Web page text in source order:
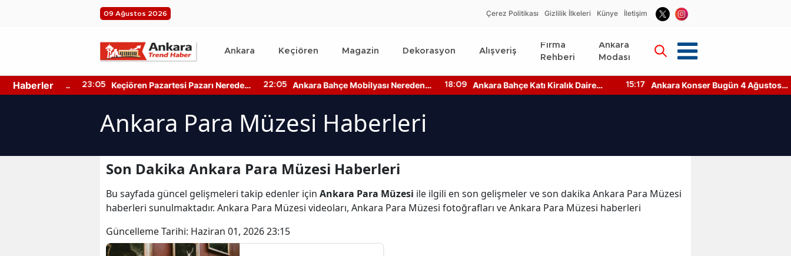
09 Ağustos 2026 Çerez Politikası Gizlilik İlkeleri Künye İletişim
Ankara Keçiören Magazin Dekorasyon Alışveriş
Firma
Rehberi
Ankara
Modası
Haberler
Merkezleri
Hangi
23:05
Keçiören Pazartesi Pazarı Nerede?
Pazarın Yeri ve Kapanış Saati
22:05
Ankara Bahçe Mobilyası Nereden
Alınır? Mobilya Kumaş Türleri
18:09
Ankara Bahçe Katı Kiralık Daire
Fiyatları Ne Kadar?
15:17
Ankara Konser Bugün 4 Ağustos
2026 Kimler Sahnede?
Ankara Para Müzesi Haberleri
Son Dakika Ankara Para Müzesi Haberleri
Bu sayfada güncel gelişmeleri takip edenler için Ankara Para Müzesi ile ilgili en son gelişmeler ve son dakika Ankara Para Müzesi
haberleri sunulmaktadır. Ankara Para Müzesi videoları, Ankara Para Müzesi fotoğrafları ve Ankara Para Müzesi haberleri
Güncelleme Tarihi: Haziran 01, 2026 23:15